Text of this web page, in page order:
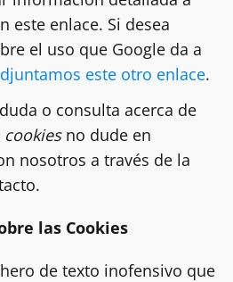
este enlace. Si desea
el uso que Google da a
este otro enlace.
o consulta acerca de
cookiesno dude en
nosotros a través de la
las Cookies
de texto inofensivo que